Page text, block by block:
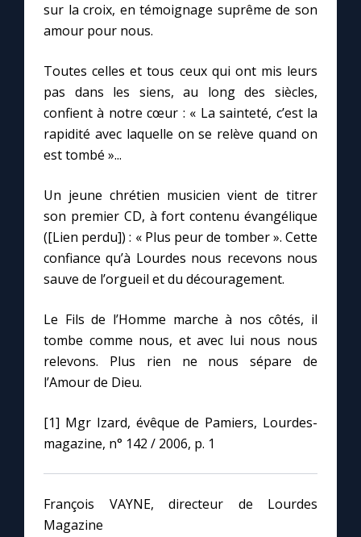
Marie de Nazareth
sur la croix, en témoignage suprême de son
amour pour nous.
Toutes celles et tous ceux qui ont mis leurs
pas dans les siens, au long des siècles,
confient à notre cœur : « La sainteté, c’est la
rapidité avec laquelle on se relève quand on
est tombé »...
Un jeune chrétien musicien vient de titrer
son premier CD, à fort contenu évangélique
([Lien perdu]) : « Plus peur de tomber ». Cette
confiance qu’à Lourdes nous recevons nous
sauve de l’orgueil et du découragement.
Le Fils de l’Homme marche à nos côtés, il
tombe comme nous, et avec lui nous nous
relevons. Plus rien ne nous sépare de
l’Amour de Dieu.
[1] Mgr Izard, évêque de Pamiers, Lourdes-
magazine, n° 142 / 2006, p. 1
François VAYNE, directeur de Lourdes
Magazine